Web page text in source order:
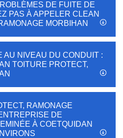
DE FUITE DE
PAS À APPELER CLEAN
MORBIHAN
AU NIVEAU DU CONDUIT :
TOITURE PROTECT,
RAMONAGE
DE
À COETQUIDAN